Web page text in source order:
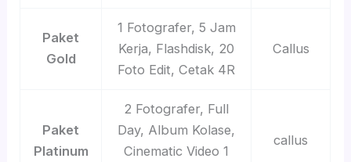
Paket
Gold
1 Fotografer, 5 Jam
Kerja, Flashdisk, 20
Foto Edit, Cetak 4R
Callus
Paket
Platinum
2 Fotografer, Full
Day, Album Kolase,
Cinematic Video 1
callus